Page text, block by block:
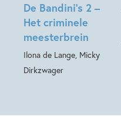
De Bandini’s 2 –
Het criminele
meesterbrein
Ilona de Lange, Micky
Dirkzwager